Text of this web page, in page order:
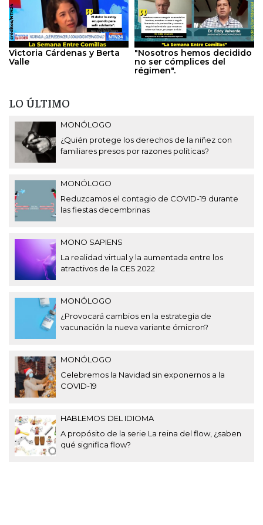
Victoria Cárdenas y Berta
Valle
"Nosotros hemos decidido
no ser cómplices del
régimen".
LO ÚLTIMO
MONÓLOGO
¿Quién protege los derechos de la niñez con
familiares presos por razones políticas?
MONÓLOGO
Reduzcamos el contagio de COVID-19 durante
las fiestas decembrinas
MONO SAPIENS
La realidad virtual y la aumentada entre los
atractivos de la CES 2022
MONÓLOGO
¿Provocará cambios en la estrategia de
vacunación la nueva variante ómicron?
MONÓLOGO
Celebremos la Navidad sin exponernos a la
COVID-19
HABLEMOS DEL IDIOMA
A propósito de la serie La reina del flow, ¿saben
qué significa flow?